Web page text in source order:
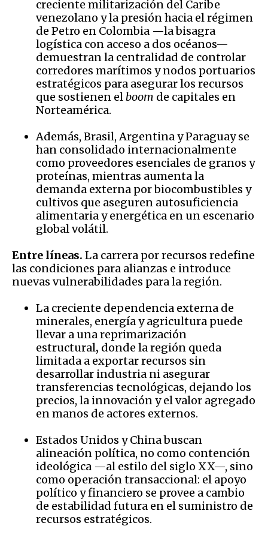
creciente militarización del Caribe
venezolano y la presión hacia el régimen
de Petro en Colombia —la bisagra
logística con acceso a dos océanos—
demuestran la centralidad de controlar
corredores marítimos y nodos portuarios
estratégicos para asegurar los recursos
que sostienen elboom de capitales en
Norteamérica.
Además, Brasil, Argentina y Paraguay se
han consolidado internacionalmente
como proveedores esenciales de granos y
proteínas, mientras aumenta la
demanda externa por biocombustibles y
cultivos que aseguren autosuficiencia
alimentaria y energética en un escenario
global volátil.
Entre líneas. La carrera por recursos redefine
las condiciones para alianzas e introduce
nuevas vulnerabilidades para la región.
La creciente dependencia externa de
minerales, energía y agricultura puede
llevar a una reprimarización
estructural, donde la región queda
limitada a exportar recursos sin
desarrollar industria ni asegurar
transferencias tecnológicas, dejando los
precios, la innovación y el valor agregado
en manos de actores externos.
Estados Unidos y China buscan
alineación política, no como contención
ideológica —al estilo del siglo XX—, sino
como operación transaccional: el apoyo
político y financiero se provee a cambio
de estabilidad futura en el suministro de
recursos estratégicos.